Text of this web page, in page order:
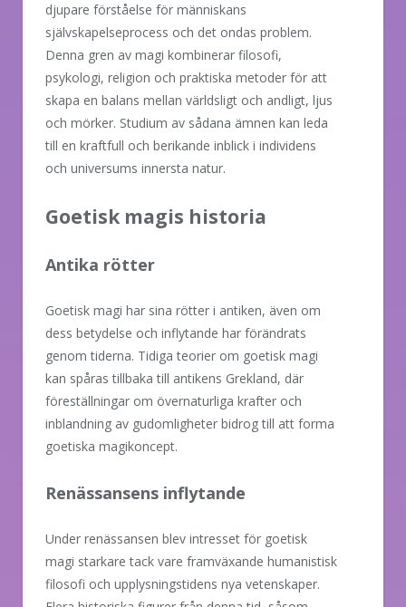
djupare förståelse för människans
självskapelseprocess och det ondas problem.
Denna gren av magi kombinerar filosofi,
psykologi, religion och praktiska metoder för att
skapa en balans mellan världsligt och andligt, ljus
och mörker. Studium av sådana ämnen kan leda
till en kraftfull och berikande inblick i individens
och universums innersta natur.
Goetisk magis historia
Antika rötter
Goetisk magi har sina rötter i antiken, även om
dess betydelse och inflytande har förändrats
genom tiderna. Tidiga teorier om goetisk magi
kan spåras tillbaka till antikens Grekland, där
föreställningar om övernaturliga krafter och
inblandning av gudomligheter bidrog till att forma
goetiska magikoncept.
Renässansens inflytande
Under renässansen blev intresset för goetisk
magi starkare tack vare framväxande humanistisk
filosofi och upplysningstidens nya vetenskaper.